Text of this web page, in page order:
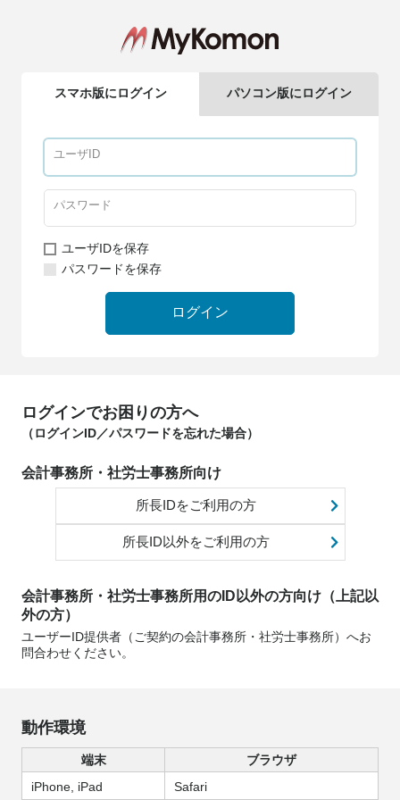
スマホ版にログイン パソコン版にログイン
ユーザIDを保存
パスワードを保存
ログイン
ログインでお困りの方へ
（ログインID／パスワードを忘れた場合）
会計事務所・社労士事務所向け
所長IDをご利用の方
所長ID以外をご利用の方
会計事務所・社労士事務所用のID以外の方向け（上記以
外の方）
ユーザーID提供者（ご契約の会計事務所・社労士事務所）へお
問合わせください。
動作環境
端末
ブラウザ
iPhone, iPad
Safari